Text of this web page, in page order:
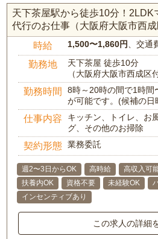
天下茶屋駅から徒歩10分！2LDK
代行のお仕事（大阪府大阪市西成
時給 1,500〜1,860円 、交
勤務地
天下茶屋 徒歩10分
（大阪府大阪市西成区
勤務時間
8時～20時の間で1時間
が可能です。(候補の日
仕事内容
キッチン、トイレ、お
グ、その他のお掃除
契約形態 業務委託
週2〜3日からOK 高時給 高収入可
扶養内OK
資格不要 未経験OK
インセンティブあり
この求人の詳細